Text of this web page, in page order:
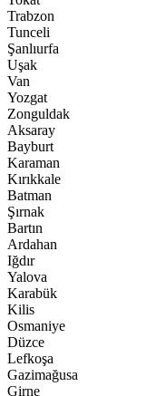
Trabzon
Tunceli
Şanlıurfa
Uşak
Van
Yozgat
Zonguldak
Aksaray
Bayburt
Karaman
Kırıkkale
Batman
Şırnak
Bartın
Ardahan
Iğdır
Yalova
Karabük
Kilis
Osmaniye
Düzce
Lefkoşa
Gazimağusa
Girne